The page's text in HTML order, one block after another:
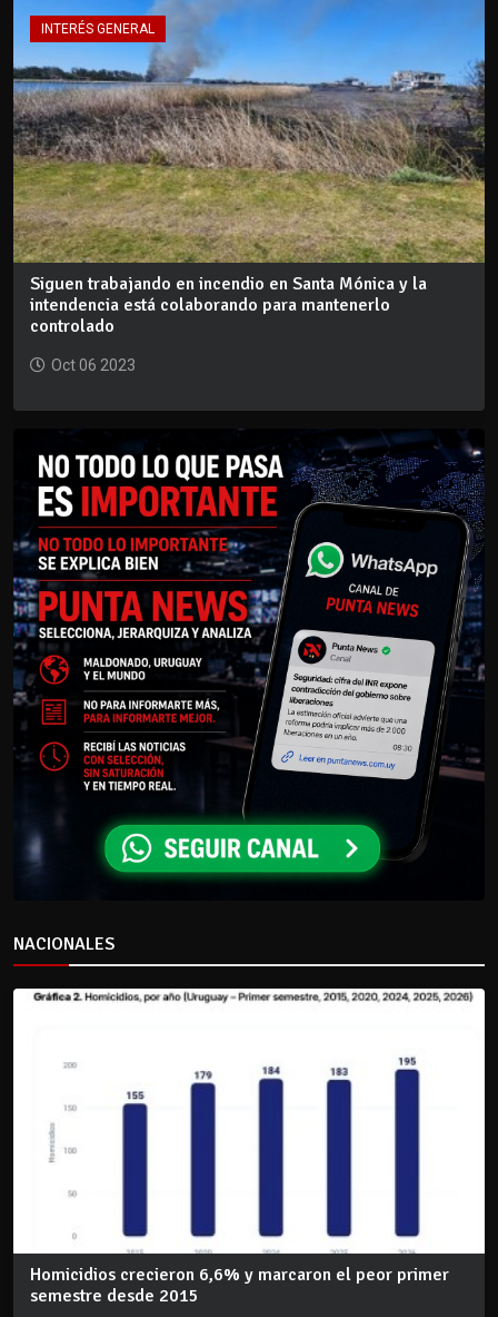
INTERÉS GENERAL
Siguen trabajando en incendio en Santa Mónica y la
intendencia está colaborando para mantenerlo
controlado
Oct 06 2023
NACIONALES
Homicidios crecieron 6,6% y marcaron el peor primer
semestre desde 2015